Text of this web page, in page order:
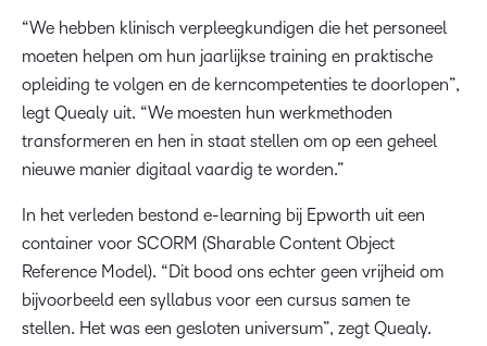
“We hebben klinisch verpleegkundigen die het personeel
moeten helpen om hun jaarlijkse training en praktische
opleiding te volgen en de kerncompetenties te doorlopen”,
legt Quealy uit. “We moesten hun werkmethoden
transformeren en hen in staat stellen om op een geheel
nieuwe manier digitaal vaardig te worden.”
In het verleden bestond e-learning bij Epworth uit een
container voor SCORM (Sharable Content Object
Reference Model). “Dit bood ons echter geen vrijheid om
bijvoorbeeld een syllabus voor een cursus samen te
stellen. Het was een gesloten universum”, zegt Quealy.